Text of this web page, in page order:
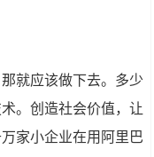
就应该做下去。多少
。创造社会价值，让
家小企业在用阿里巴